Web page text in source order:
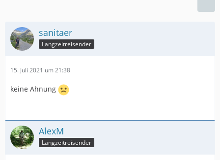
sanitaer
Langzeitreisender
15. Juli 2021 um 21:38
keine Ahnung
AlexM
Langzeitreisender